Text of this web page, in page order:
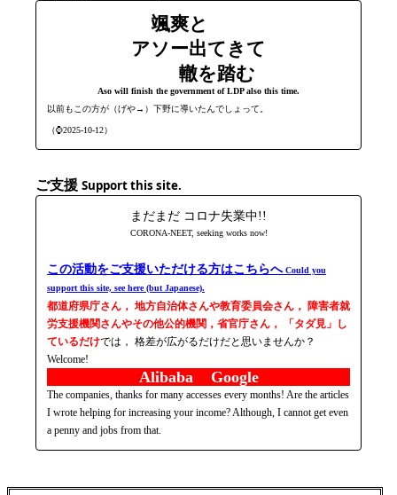
颯爽と
アソー出てきて
轍を踏む
Aso will finish the government of LDP also this time.
以前もこの方が（げや→）下野に導いたんでしょって。
（⌚2025-10-12）
ご支援 Support this site.
まだまだ コロナ失業中!!
CORONA-NEET, seeking works now!
この活動をご支援いただける方はこちらへCould you
support this site, see here (but Japanese).
都道府県庁さん， 地方自治体さんや教育委員会さん， 障害者就
労支援機関さんやその他公的機関，省官庁さん， 「タダ見」し
ているだけでは， 格差が広がるだけだと思いませんか？
Welcome!
Alibaba Google
The companies, thanks for many accesses every months! Are the articles
I wrote helping for increasing your income? Although, I cannot get even
a penny and jobs from that.